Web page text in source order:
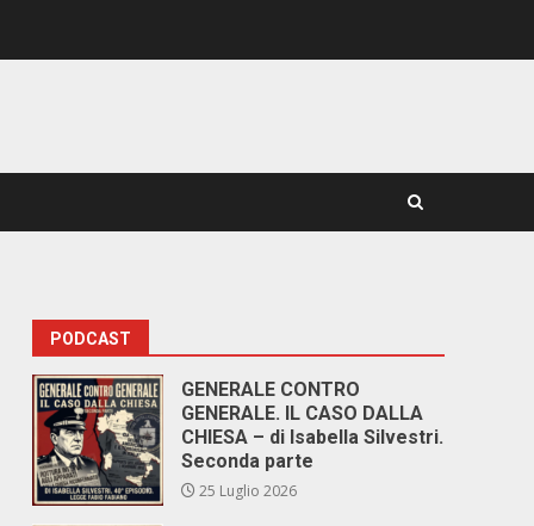
PODCAST
GENERALE CONTRO
GENERALE. IL CASO DALLA
CHIESA – di Isabella Silvestri.
Seconda parte
25 Luglio 2026